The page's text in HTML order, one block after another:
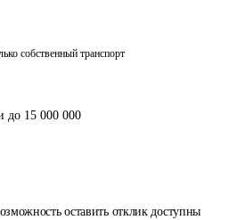
оставить отклик доступны
собственный транспорт
до 15 000 000